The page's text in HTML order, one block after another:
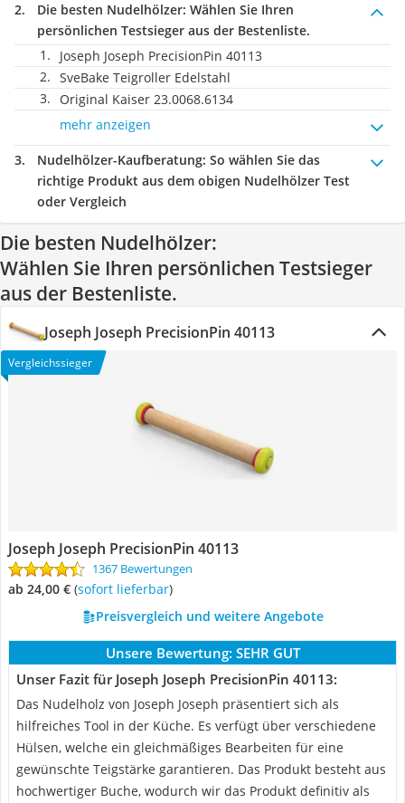
Die besten Nudelhölzer: Wählen Sie Ihren
persönlichen Testsieger aus der Bestenliste.
Joseph Joseph PrecisionPin 40113
SveBake Teigroller Edelstahl
Original Kaiser 23.0068.6134
mehr anzeigen
Nudelhölzer-Kaufberatung: So wählen Sie das
richtige Produkt aus dem obigen Nudelhölzer Test
oder Vergleich
Die besten Nudelhölzer:
Wählen Sie Ihren persönlichen Testsieger
aus der Bestenliste.
Joseph Joseph PrecisionPin 40113
Vergleichssieger
Joseph Joseph PrecisionPin 40113
1367 Bewertungen
ab 24,00 € ( Sofort lieferbar)
Preisvergleich und weitere Angebote
Unsere Bewertung: SEHR GUT
Unser Fazit für Joseph Joseph PrecisionPin 40113:
Das Nudelholz von Joseph Joseph präsentiert sich als
hilfreiches Tool in der Küche. Es verfügt über verschiedene
Hülsen, welche ein gleichmäßiges Bearbeiten für eine
gewünschte Teigstärke garantieren. Das Produkt besteht aus
hochwertiger Buche, wodurch wir das Produkt definitiv als